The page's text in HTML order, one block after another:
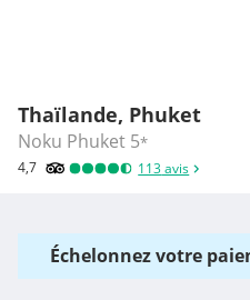
Thaïlande, Phuket
Noku Phuket 5*
4,7 113avis
Échelonnez votre